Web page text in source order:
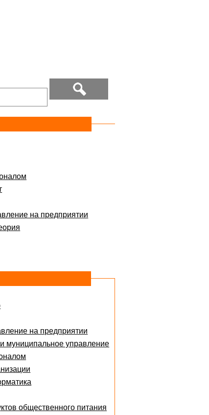
на предприятии
на предприятии
муниципальное управление
общественного питания